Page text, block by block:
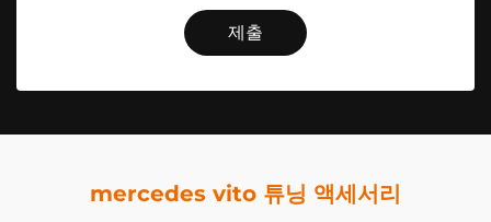
제출
mercedes vito 튜닝 액세서리